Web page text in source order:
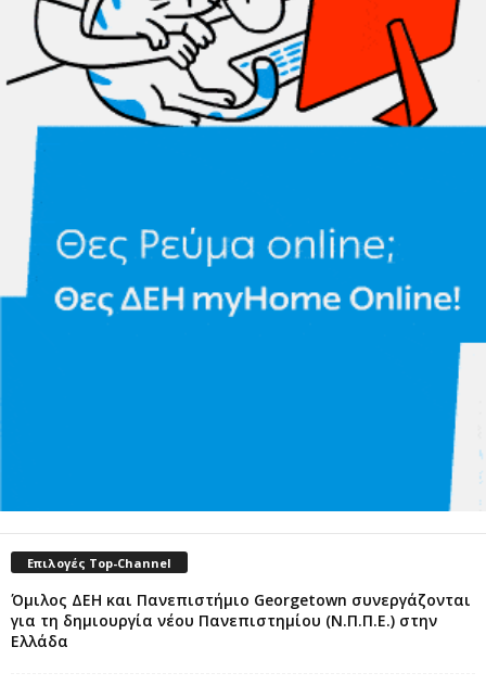
Επιλογές Top-Channel
Όμιλος ΔΕΗ και Πανεπιστήμιο Georgetown συνεργάζονται
για τη δημιουργία νέου Πανεπιστημίου (Ν.Π.Π.Ε.) στην
Ελλάδα